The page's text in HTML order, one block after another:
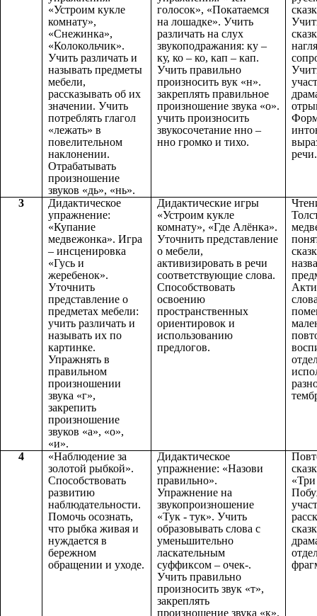
«Устроим кукле
комнату»,
«Снежинка»,
«Колокольчик».
Учить различать и
называть предметы
мебели,
рассказывать об их
значении. Учить
потреблять глагол
«лежать» в
повелительном
наклонении.
Отрабатывать
произношение
звуков «дь», «нь».
голосок», «Покатаемся
на лошадке». Учить
различать на слух
звукоподражания: ку –
ку, ко – ко, кап – кап.
Учить правильно
произносить вук «н».
закреплять правильное
произношение звука «о».
учить произносить
звукосочетание нно –
нно громко и тихо.
речи.
3
Дидактическое
упражнение:
«Купание
медвежонка». Игра
– инсценировка
«Гусь и
жеребенок».
Уточнить
представление о
предметах мебели:
учить различать и
называть их по
картинке.
Упражнять в
правильном
произношении
звука «г»,
закрепить
произношение
звуков «а», «о»,
«и».
Дидактические игры
«Устроим кукле
комнату», «Где Алёнка».
Уточнить представление
о мебели,
активизировать в речи
соответствующие слова.
Способствовать
освоению
пространственных
ориентировок и
использованию
предлогов.
4
«Наблюдение за
золотой рыбкой».
Способствовать
развитию
наблюдательности.
Помочь осознать,
что рыбка живая и
нуждается в
бережном
обращении и уходе.
Дидактическое
упражнение: «Назови
правильно».
Упражнение на
звукопроизношение
«Тук - тук». Учить
образовывать слова с
уменьшительно
ласкательным
суффиксом – очек-.
Учить правильно
произносить звук «т»,
закреплять
произношение звука «к».